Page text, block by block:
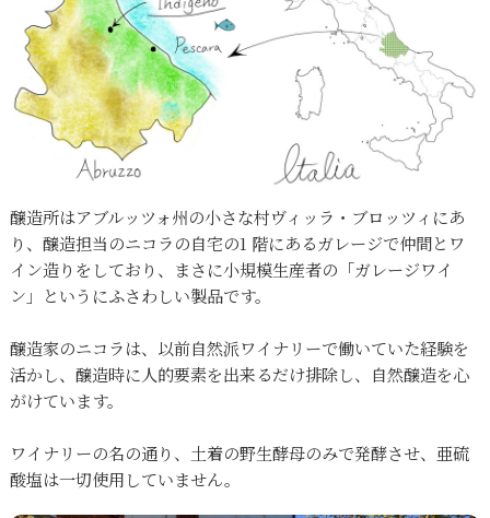
醸造所はアブルッツォ州の小さな村ヴィッラ・ブロッツィにあ
り、醸造担当のニコラの自宅の1 階にあるガレージで仲間とワ
イン造りをしており、まさに小規模生産者の「ガレージワイ
ン」というにふさわしい製品です。
醸造家のニコラは、以前自然派ワイナリーで働いていた経験を
活かし、醸造時に人的要素を出来るだけ排除し、自然醸造を心
がけています。
ワイナリーの名の通り、土着の野生酵母のみで発酵させ、亜硫
酸塩は一切使用していません。